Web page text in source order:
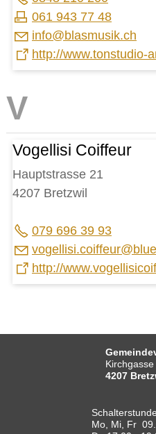
061 943 77 48
nf
bl sm s k ch
http://www.tonstudio-
Vogellisi Coiffeur
Hauptstrasse 21
4207 Bretzwil
079 696 39 93
v g s c ff r bl
http://
Kirchgasse
4207
Mo, Mi, Fr